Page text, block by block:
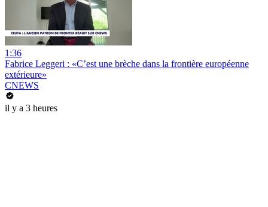
1:36
Fabrice Leggeri : «C’est une brèche dans la frontière européenne
extérieure»
CNEWS
il y a 3 heures